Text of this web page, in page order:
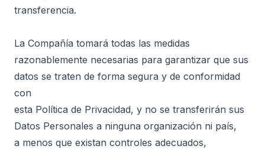
transferencia.
La Compañía tomará todas las medidas
razonablemente necesarias para garantizar que sus
datos se traten de forma segura y de conformidad
con
esta Política de Privacidad, y no se transferirán sus
Datos Personales a ninguna organización ni país,
a menos que existan controles adecuados,